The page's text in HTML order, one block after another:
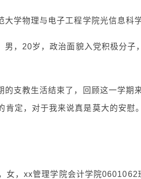
学物理与电子工程学院光信息科
男，20岁，政治面貌入党积极分子
的支教生活结束了，回顾这一学期
肯定，对于我来说真是莫大的安慰
女，xx管理学院会计学院